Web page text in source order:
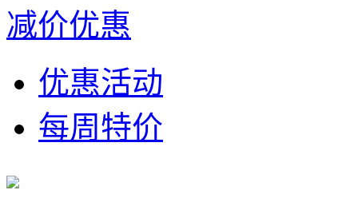
减价优惠
优惠活动
每周特价